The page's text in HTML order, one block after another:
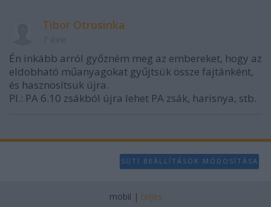
Tibor Otrosinka
Én inkább arról győzném meg az embereket, hogy az
eldobható műanyagokat gyűjtsük össze fajtánként,
és hasznosítsuk újra.
Pl.: PA 6.10 zsákból újra lehet PA zsák, harisnya, stb.
SÜTI BEÁLLÍTÁSOK MÓDOSÍTÁSA
mobil | teljes